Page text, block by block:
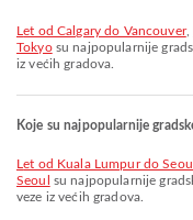
let od Calgary do Vancouver,
Tokyosu najpopularnije
iz većih gradova.
Koje su najpopularnije
let od Kuala Lumpur do Seoul
Seoul
su najpopularnije
veze iz većih gradova.